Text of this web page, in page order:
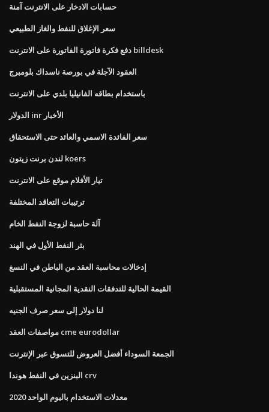
حسابات الادخار على الانترنت آمنة
سعر الإغلاق للنفط والغاز الطبيعي
دفع فكرة فاتورة الفاتورة على الانترنت billdesk
العقود الآجلة في بورصة ناسداك بلومبرج
باستخدام بطاقه الفانيليا بلدي على الانترنت
الدولار inr الأخبار
سعر الفائدة الاسمي والعائد حتى الاستحقاق
لندن برنت زيتون koers
تيار الأفلام موقع على الانترنت
ترتيبات التعاقد المختلفة
آلة حاسبة لزوجة النفط الخام
بئر النفط الأول في الهند
إدخالات محاسبة العقد من الباطن في النسغ
القيمة الحالية للتدفقات النقدية المجانية المستقبلية
لنا دولار إلى سعر صرف الجنيه
مواصفات العقد cme eurodollar
الجمعة السوداء أفضل العروض للتسوق عبر الإنترنت
البنزين في النفط هوندا crv
معدلات الاستخدام باليوم الواحد 2020